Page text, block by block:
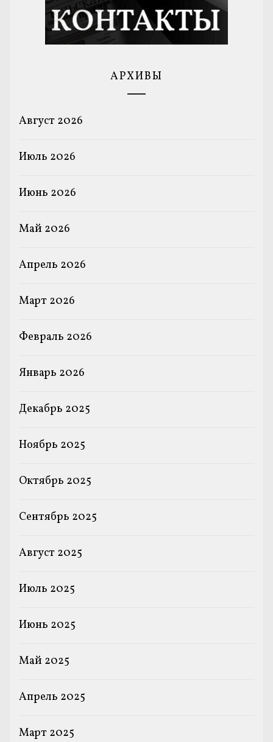
АРХИВЫ
Август 2026
Июль 2026
Июнь 2026
Май 2026
Апрель 2026
Март 2026
Февраль 2026
Январь 2026
Декабрь 2025
Ноябрь 2025
Октябрь 2025
Сентябрь 2025
Август 2025
Июль 2025
Июнь 2025
Май 2025
Апрель 2025
Март 2025